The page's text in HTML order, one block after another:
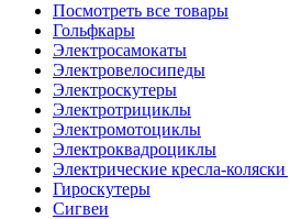
Посмотреть все товары
Гольфкары
Электросамокаты
Электровелосипеды
Электроскутеры
Электротрициклы
Электромотоциклы
Электроквадроциклы
Электрические кресла-
Гироскутеры
Сигвеи